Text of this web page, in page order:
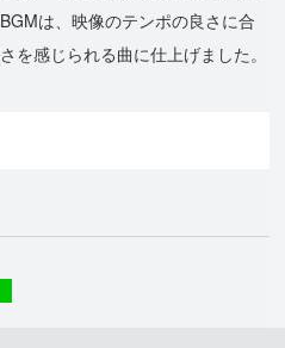
は、映像のテンポの良さに合
を感じられる曲に仕上げました。